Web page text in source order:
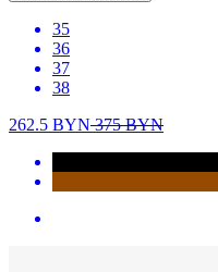
35
36
37
38
262.5 BYN375BYN